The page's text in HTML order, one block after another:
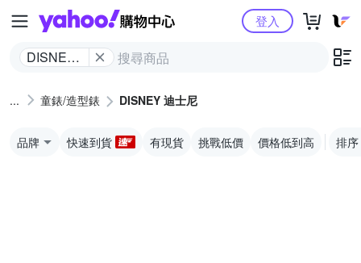
Yahoo購物中心
DISNEY
登入
童錶/造型錶 DISNEY 迪士尼
品牌 快速到貨 有現貨 挑戰低價 價格低到高 排序